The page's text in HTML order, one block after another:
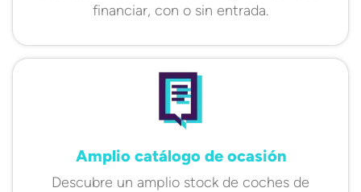
financiar, con o sin entrada.
Amplio catálogo de ocasión
Descubre un amplio stock de coches de